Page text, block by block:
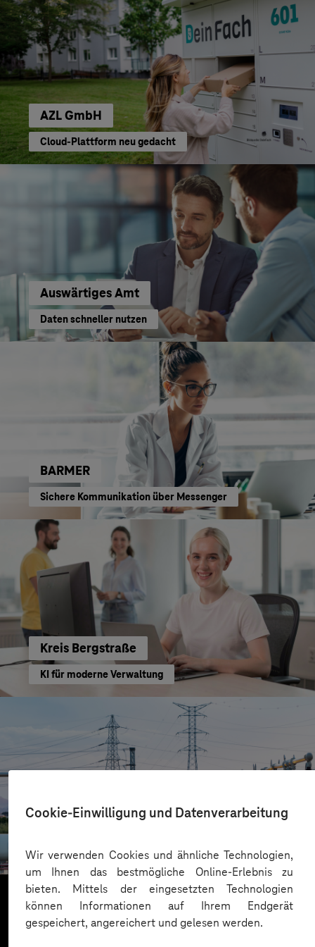
Cookie-Einwilligung und Datenverarbeitung
Wir verwenden Cookies und ähnliche Technologien,
um Ihnen das bestmögliche Online-Erlebnis zu
bieten. Mittels der eingesetzten Technologien
können Informationen auf Ihrem Endgerät
gespeichert, angereichert und gelesen werden.
AZL GmbH
Cloud-Plattform neu gedacht
Auswärtiges Amt
Daten schneller nutzen
BARMER
Sichere Kommunikation über Messenger
Kreis Bergstraße
KI für moderne Verwaltung
HIGHVOLT Prüftechnik Dresden GmbH
CRA-Security für digitale Produkte
Mehr laden